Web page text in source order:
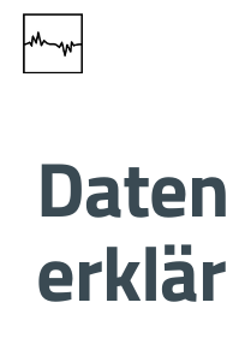
Zum
Inhalt
springen
Über uns
Leistungen